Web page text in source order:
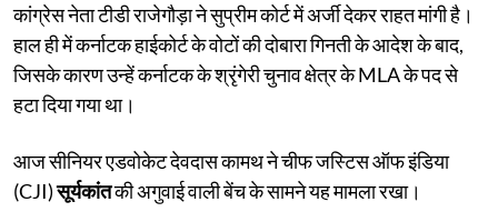
कांग्रेस नेता टीडी राजेगौड़ा ने सुप्रीम कोर्ट में अर्जी देकर राहत मांगी है।
हाल ही में कर्नाटक हाईकोर्ट के वोटों की दोबारा गिनती के आदेश के बाद,
जिसके कारण उन्हें कर्नाटक के श्रृंगेरी चुनाव क्षेत्र के MLA के पद से
हटा दिया गया था।
आज सीनियर एडवोकेट देवदास कामथ ने चीफ जस्टिस ऑफ इंडिया
(CJI)सूर्यकांतकी अगुवाई वाली बेंच के सामने यह मामला रखा।